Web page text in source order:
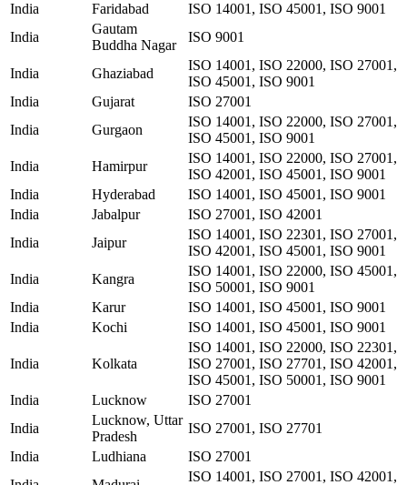
India
Faridabad
ISO 14001, ISO 45001, ISO 9001
India
Gautam
Buddha Nagar
ISO 9001
India Ghaziabad
ISO 14001, ISO 22000, ISO 27001,
ISO 45001, ISO 9001
India
Gujarat
ISO 27001
India
Gurgaon
ISO 14001, ISO 22000, ISO 27001,
ISO 45001, ISO 9001
India
Hamirpur
ISO 14001, ISO 22000, ISO 27001,
ISO 42001, ISO 45001, ISO 9001
India
Hyderabad
ISO 14001, ISO 45001, ISO 9001
India
Jabalpur
ISO 27001, ISO 42001
India
Jaipur
ISO 14001, ISO 22301, ISO 27001,
ISO 42001, ISO 45001, ISO 9001
India
Kangra
ISO 14001, ISO 22000, ISO 45001,
ISO 50001, ISO 9001
India
Karur
ISO 14001, ISO 45001, ISO 9001
India
Kochi ISO 14001, ISO 45001, ISO 9001
India Kolkata
ISO 14001, ISO 22000, ISO 22301,
ISO 27001, ISO 27701, ISO 42001,
ISO 45001, ISO 50001, ISO 9001
India
Lucknow
ISO 27001
India
Lucknow, Uttar
Pradesh
ISO 27001, ISO 27701
India
Ludhiana
ISO 27001
ISO 14001, ISO 27001, ISO 42001,